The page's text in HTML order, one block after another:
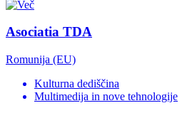
Asociatia TDA
Romunija (EU)
Kulturna dediščina
Multimedija in nove tehnologije